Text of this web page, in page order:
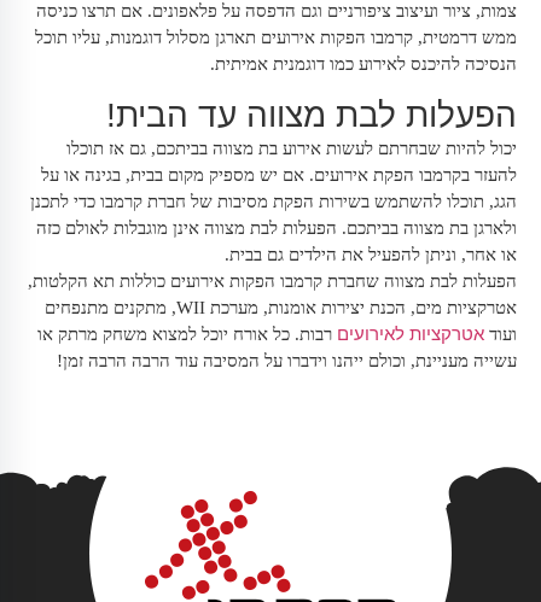
צמות, ציור ועיצוב ציפורניים וגם הדפסה על פלאפונים. אם תרצו כניסה
ממש דרמטית, קרמבו הפקות אירועים תארגן מסלול דוגמנות, עליו תוכל
הנסיכה להיכנס לאירוע כמו דוגמנית אמיתית.
הפעלות לבת מצווה עד הבית!
יכול להיות שבחרתם לעשות אירוע בת מצווה בביתכם, גם אז תוכלו
להעזר בקרמבו הפקת אירועים. אם יש מספיק מקום בבית, בגינה או על
הגג, תוכלו להשתמש בשירות הפקת מסיבות של חברת קרמבו כדי לתכנן
ולארגן בת מצווה בביתכם. הפעלות לבת מצווה אינן מוגבלות לאולם כזה
או אחר, וניתן להפעיל את הילדים גם בבית.
הפעלות לבת מצווה שחברת קרמבו הפקות אירועים כוללות תא הקלטות,
אטרקציות מים, הכנת יצירות אומנות, מערכת WII, מתקנים מתנפחים
ועוד אטרקציות לאירועים רבות. כל אורח יוכל למצוא משחק מרתק או
עשייה מעניינת, וכולם ייהנו וידברו על המסיבה עוד הרבה הרבה זמן!